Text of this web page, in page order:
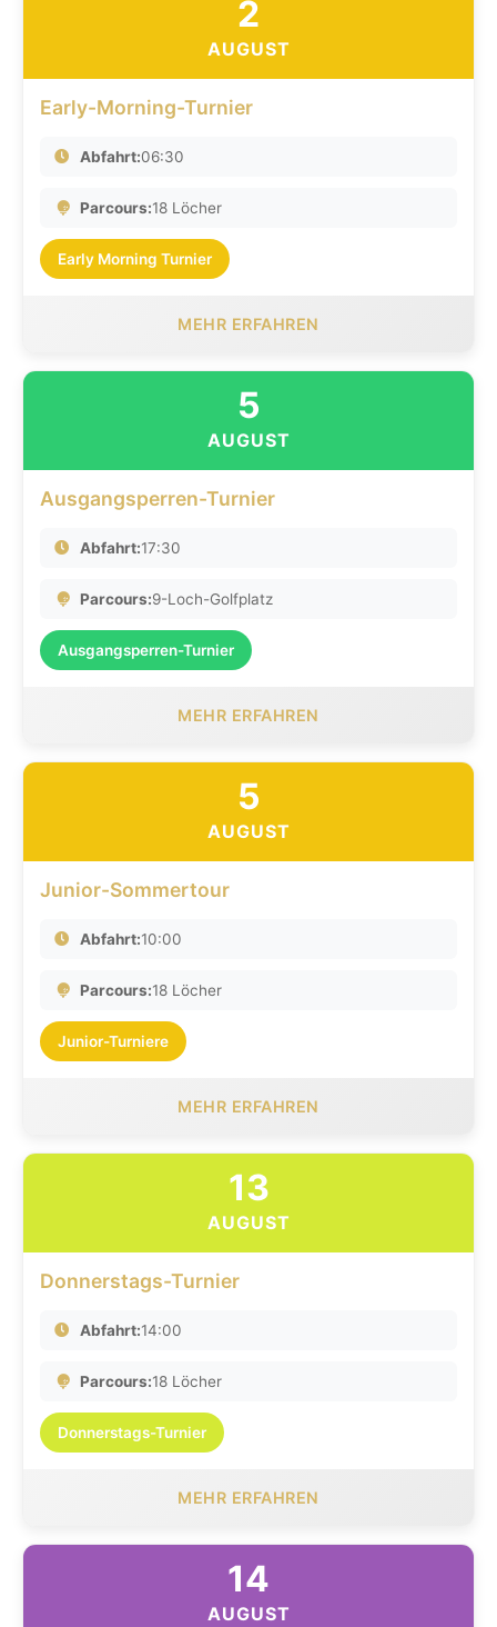
2
AUGUST
Early-Morning-Turnier
Abfahrt:06:30
Parcours:18 Löcher
Early Morning Turnier
MEHR ERFAHREN
5
AUGUST
Ausgangsperren-Turnier
Abfahrt:17:30
Parcours:9-Loch-Golfplatz
Ausgangsperren-Turnier
MEHR ERFAHREN
5
AUGUST
Junior-Sommertour
Abfahrt:10:00
Parcours:18 Löcher
Junior-Turniere
MEHR ERFAHREN
13
AUGUST
Donnerstags-Turnier
Abfahrt:14:00
Parcours:18 Löcher
Donnerstags-Turnier
MEHR ERFAHREN
14
AUGUST